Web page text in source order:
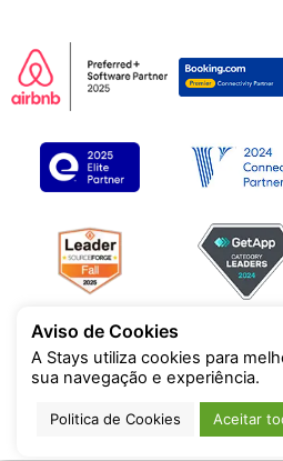
Aviso de Cookies
A Stays utiliza cookies para
sua navegação e experiência.
Politica de Cookies Aceitar